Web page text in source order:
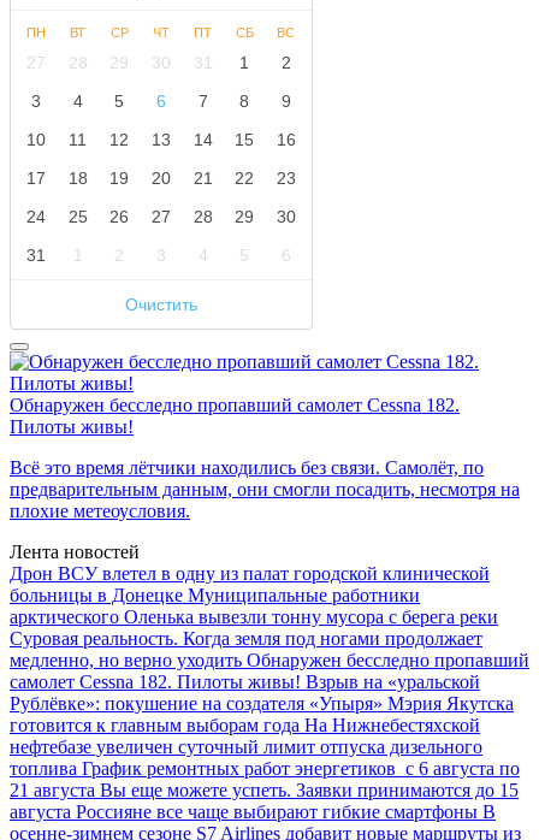
ПН ВТ СР ЧТ ПТ СБ ВС
27 28 29 30 31 1
2
3
4 5 6 7 8
9
10
11 12 13 14 15
16
17
18 19 20 21 22
23
24
25 26 27 28 29
30
31
1 2 3 4 5 6
Очистить
Обнаружен бесследно пропавший самолет Cessna 182.
Пилоты живы!
Всё это время лётчики находились без связи. Самолёт, по
предварительным данным, они смогли посадить, несмотря на
плохие метеоусловия.
Лента новостей
Дрон ВСУ влетел в одну из палат городской клинической
больницы в Донецке Муниципальные работники
арктического Оленька вывезли тонну мусора с берега реки
Суровая реальность. Когда земля под ногами продолжает
медленно, но верно уходить Обнаружен бесследно пропавший
самолет Cessna 182. Пилоты живы! Взрыв на «уральской
Рублёвке»: покушение на создателя «Упыря» Мэрия Якутска
готовится к главным выборам года На Нижнебестяхской
нефтебазе увеличен суточный лимит отпуска дизельного
топлива График ремонтных работ энергетиков с 6 августа по
21 августа Вы еще можете успеть. Заявки принимаются до 15
августа Россияне все чаще выбирают гибкие смартфоны В
осенне-зимнем сезоне S7 Airlines добавит новые маршруты из